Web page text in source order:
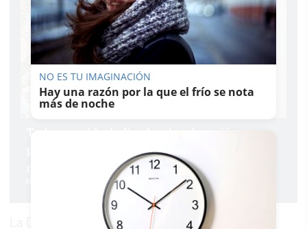
pública: el emotivo homenaje a Fabiola, una
maestra muy querida en Guadalcacín
La Directora General mostró una actitud
NO ES TU IMAGINACIÓN
Hay una razón por la que el frío se nota
más de noche